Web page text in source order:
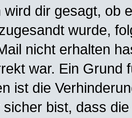
wird dir gesagt, ob
wurde,
nicht erhalten
war. Ein Grund
ist die
sicher bist, dass